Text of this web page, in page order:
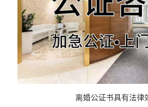
离婚公证书具有法律